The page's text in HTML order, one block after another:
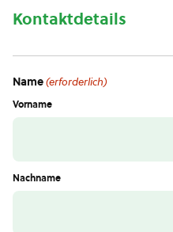
Kontaktdetails
Name(erforderlich)
Vorname
Nachname